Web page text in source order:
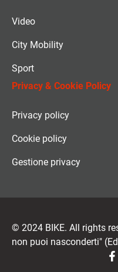
Video
City Mobility
Sport
Privacy & Cookie Policy
Privacy policy
Cookie policy
Gestione privacy
© 2024 BIKE. All rights
non puoi nasconderti"